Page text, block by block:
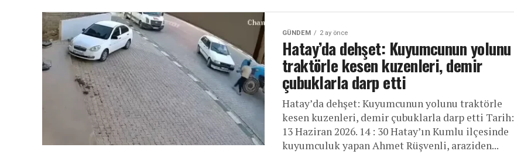
GÜNDEM 2 ay önce
Hatay’da dehşet: Kuyumcunun yolunu
traktörle kesen kuzenleri, demir
çubuklarla darp etti
Hatay’da dehşet: Kuyumcunun yolunu traktörle
kesen kuzenleri, demir çubuklarla darp etti Tarih:
13 Haziran 2026. 14 : 30 Hatay’ın Kumlu ilçesinde
kuyumculuk yapan Ahmet Rüşvenli, araziden...